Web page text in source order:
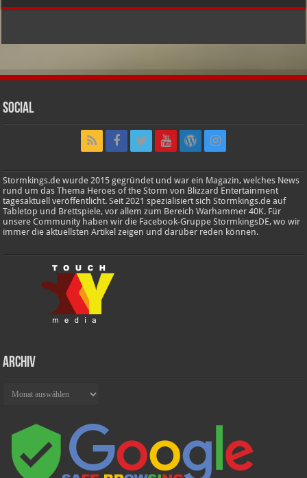
Social
Stormkings.de wurde 2015 gegründet und war ein Magazin, welches News
rund um das Thema Heroes of the Storm von Blizzard Entertainment
tagesaktuell veröffentlicht. Seit 2021 spezialisiert sich Stormkings.de auf
Tabletop und Brettspiele, vor allem zum Bereich Warhammer 40K. Für
unsere Community haben wir die Facebook-Gruppe StormkingsDE, wo wir
immer die aktuellsten Artikel zeigen und darüber reden können.
Archiv